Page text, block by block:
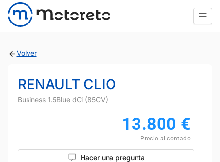
Volver
RENAULT CLIO
Business 1.5Blue dCi (85CV)
13.800 €
Precio al contado
Hacer una pregunta